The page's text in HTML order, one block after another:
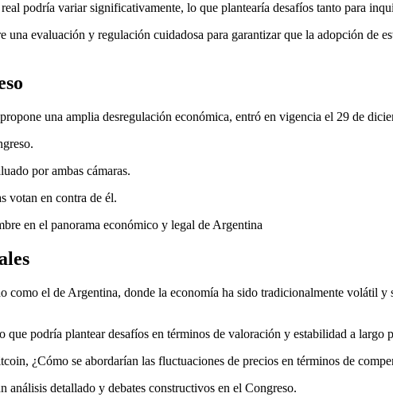
podría variar significativamente, lo que plantearía desafíos tanto para
evaluación y regulación cuidadosa para garantizar que la adopción de
una amplia desregulación económica, entró en vigencia el 29 de
por ambas cámaras.
votan en contra de él.
en el panorama económico y legal de Argentina
como el de Argentina, donde la economía ha sido tradicionalmente volátil
podría plantear desafíos en términos de valoración y estabilidad a largo
¿Cómo se abordarían las fluctuaciones de precios en términos de
análisis detallado y debates constructivos en el Congreso.